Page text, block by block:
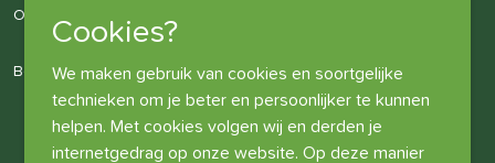
Cookies?
We maken gebruik van cookies en soortgelijke
technieken om je beter en persoonlijker te kunnen
helpen. Met cookies volgen wij en derden je
internetgedrag op onze website. Op deze manier
Over ons
Bedrijfsgegevens